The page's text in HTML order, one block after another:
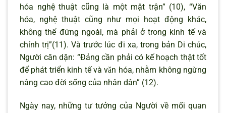
hóa nghệ thuật cũng là một mặt trận” (10), “Văn
hóa, nghệ thuật cũng như mọi hoạt động khác,
không thể đứng ngoài, mà phải ở trong kinh tế và
chính trị”(11). Và trước lúc đi xa, trong bản Di chúc,
Người căn dặn: “Đảng cần phải có kế hoạch thật tốt
để phát triển kinh tế và vǎn hóa, nhằm không ngừng
nâng cao đời sống của nhân dân” (12).
Ngày nay, những tư tưởng của Người về mối quan